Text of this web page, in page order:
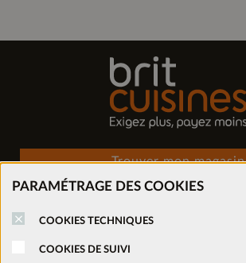
PARAMÉTRAGE DES COOKIES
COOKIES TECHNIQUES
COOKIES DE SUIVI
Trouver mon magasin